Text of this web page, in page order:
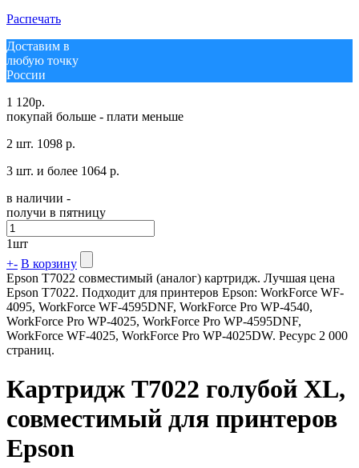
Распечать
Доставим в
любую точку
России
1 120р.
покупай больше - плати меньше
2 шт. 1098 р.
3 шт. и более 1064 р.
в наличии -
получи в пятницу
1шт
+- В корзину
Epson T7022 совместимый (аналог) картридж. Лучшая цена
Epson T7022. Подходит для принтеров Epson: WorkForce WF-
4095, WorkForce WF-4595DNF, WorkForce Pro WP-4540,
WorkForce Pro WP-4025, WorkForce Pro WP-4595DNF,
WorkForce WF-4025, WorkForce Pro WP-4025DW. Ресурс 2 000
страниц.
Картридж T7022 голубой XL,
совместимый для принтеров
Epson